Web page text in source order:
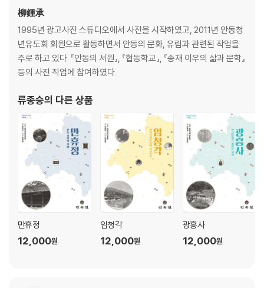
柳鍾承
1995년 광고사진 스튜디오에서 사진을 시작하였고, 2011년 안동청
년유도회 회원으로 활동하면서 안동의 문화, 유림과 관련된 작업을
주로 하고 있다. 『안동의 서원』, 『협동학교』, 『송재 이우의 삶과 문학』
등의 사진 작업에 참여하였다.
류종승의 다른 상품
만휴정
12,000원
임청각
12,000원
광흥사
12,000원